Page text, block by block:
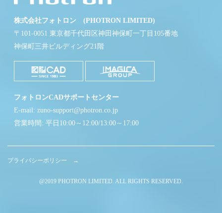
株式会社フォトロン (PHOTRON LIMITED)
〒101-0051 東京都千代田区神田神保町一丁目105番地
神保町三井ビルディング21階
フォトロンCADサポートセンター
E-mail: zuno-support@photron.co.jp
営業時間: 平日10:00～12:00/13:00～17:00
プライバシーポリシー →
@2019 PHOTRON LIMITED. ALL RIGHTS RESERVED.